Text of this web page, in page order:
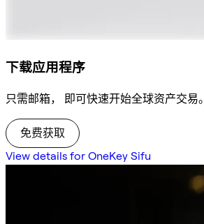
下载应用程序
只需邮箱， 即可快速开始全球资产交易。
免费获取
View details for OneKey Sifu